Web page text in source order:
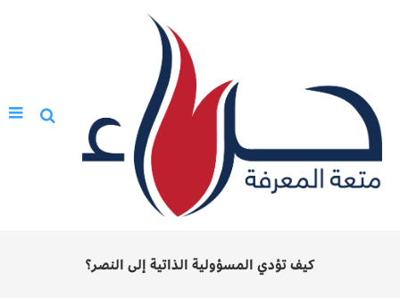
كيف تؤدي المسؤولية الذاتية إلى النصر؟